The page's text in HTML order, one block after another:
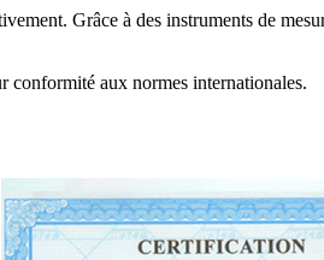
Grâce à des instruments de
conformité aux normes internationales.